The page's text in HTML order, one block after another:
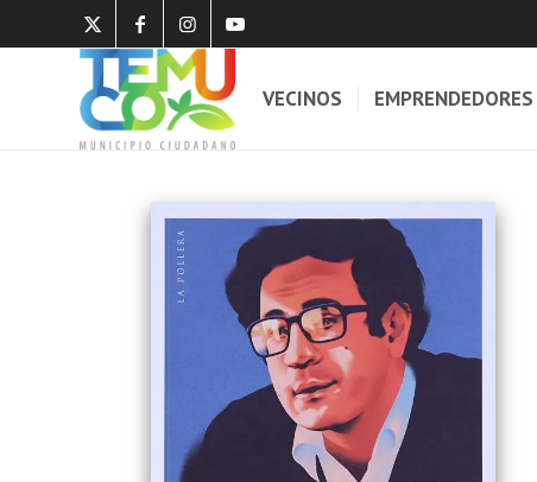
VECINOS EMPRENDEDORES